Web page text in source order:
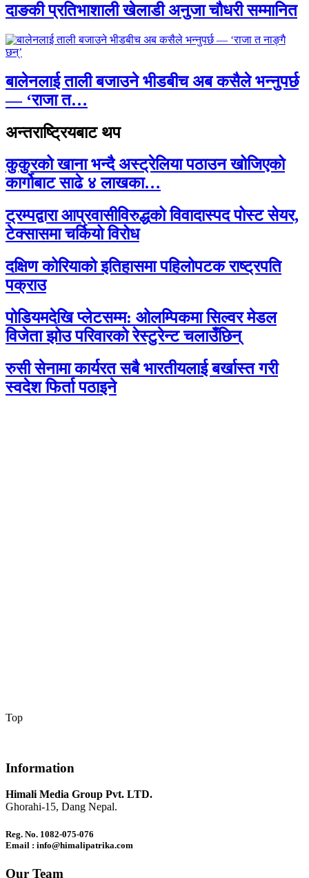
दाङकी प्रतिभाशाली खेलाडी अनुजा चौधरी सम्मानित
बालेनलाई ताली बजाउने भीडबीच अब कसैले भन्नुपर्छ
— ‘राजा त…
अन्तराष्ट्रियबाट थप
कुकुरको खाना भन्दै अस्ट्रेलिया पठाउन खोजिएको
कार्गोबाट साढे ४ लाखका…
ट्रम्पद्वारा आप्रवासीविरुद्धको विवादास्पद पोस्ट सेयर,
टेक्सासमा चर्कियो विरोध
दक्षिण कोरियाको इतिहासमा पहिलोपटक राष्ट्रपति
पक्राउ
पोडियमदेखि प्लेटसम्म: ओलम्पिकमा सिल्वर मेडल
विजेता झोउ परिवारको रेस्टुरेन्ट चलाउँछिन्
रुसी सेनामा कार्यरत सबै भारतीयलाई बर्खास्त गरी
स्वदेश फिर्ता पठाइने
Top
Information
Himali Media Group Pvt. LTD.
Ghorahi-15, Dang Nepal.
Reg. No. 1082-075-076
Email : info@himalipatrika.com
Our Team